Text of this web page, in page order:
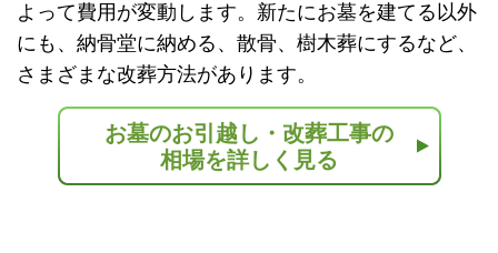
よって費用が変動します。新たにお墓を建てる以外
にも、納骨堂に納める、散骨、樹木葬にするなど、
さまざまな改葬方法があります。
お墓のお引越し・改葬工事の
相場を詳しく見る